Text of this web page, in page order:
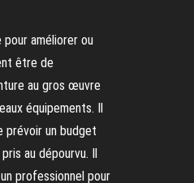
améliorer ou
être de
au gros œuvre
équipements. Il
prévoir un budget
au dépourvu. Il
professionnel pour